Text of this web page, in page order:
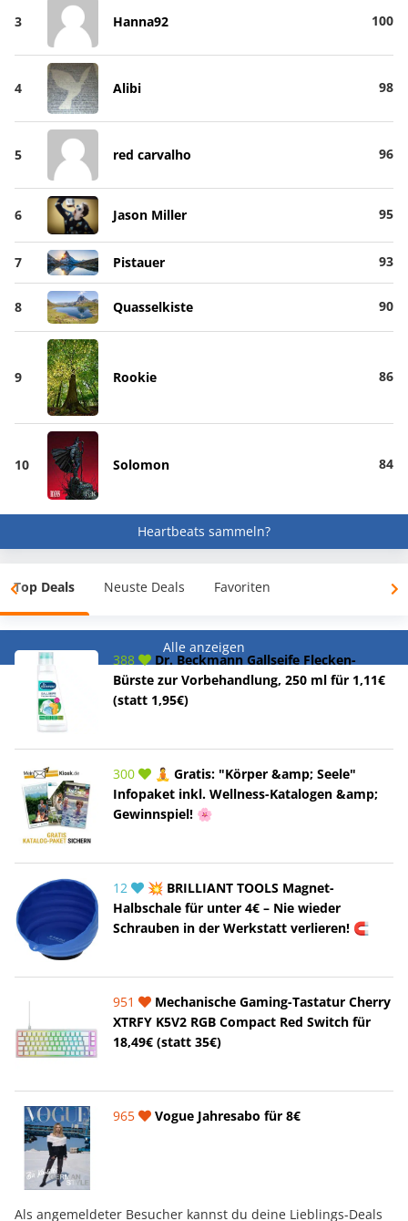
3 Hanna92 100
4 Alibi 98
5 red carvalho 96
6 Jason Miller 95
7 Pistauer 93
8 Quasselkiste 90
9 Rookie 86
10 Solomon 84
Heartbeats sammeln?
Top Deals Neuste Deals Favoriten
Alle anzeigen
388
Dr. Beckmann Gallseife Flecken-
Bürste zur Vorbehandlung, 250 ml für 1,11€
(statt 1,95€)
300
🧘 Gratis: "Körper &amp; Seele"
Infopaket inkl. Wellness-Katalogen &amp;
Gewinnspiel! 🌸
12
💥 BRILLIANT TOOLS Magnet-
Halbschale für unter 4€ – Nie wieder
Schrauben in der Werkstatt verlieren! 🧲
951
Mechanische Gaming-Tastatur Cherry
XTRFY K5V2 RGB Compact Red Switch für
18,49€ (statt 35€)
965 Vogue Jahresabo für 8€
Als angemeldeter Besucher kannst du deine Lieblings-Deals